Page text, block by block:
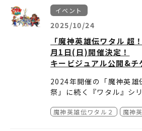
ーティストが出演した超
y化！
イベントでは、キャスト
施！
『魔神英雄伝ワタル』『
『超魔神英雄伝ワタル』
のアーティストが勢ぞろ
上初】！
昼の部・夜の部それぞれ
した伝説のイベントを
さい！
【収録内容】魔神英雄伝
2024年1月13日(土)調布
開催された昼・夜公演を
リーズ作品を彩った主題
ライブも実施！!
【映像特典】配信用コメ
【出演】出演者：田中真
VTR出演：玄田哲章
【品番・価格】BCXE-
イベント
2025/10/24
「魔神英雄伝ワタル 超
月1日(日)開催決定！
キービジュアル公開&チ
2024年開催の「魔神英雄
祭」に続く『ワタル』シ
年2月1日(日) 開催決
魔神英雄伝ワタル２ 魔神